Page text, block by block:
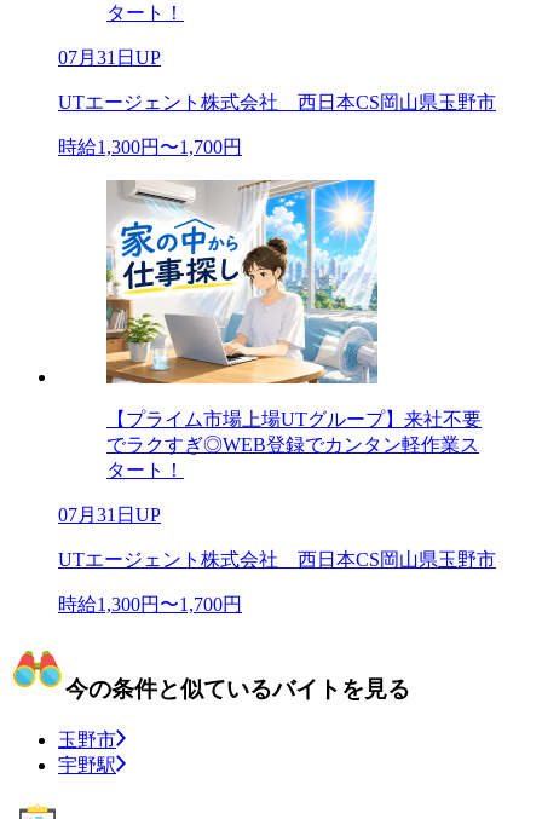
タート！
07月31日UP
UTエージェント株式会社 西日本CS岡山県玉野市
時給1,300円〜1,700円
【プライム市場上場UTグループ】来社不要
でラクすぎ◎WEB登録でカンタン軽作業ス
タート！
07月31日UP
UTエージェント株式会社 西日本CS岡山県玉野市
時給1,300円〜1,700円
今の条件と似ているバイトを見る
玉野市
宇野駅